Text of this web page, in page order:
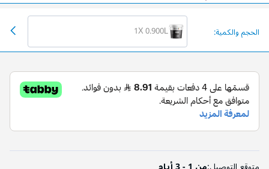
الحجم والكمية: 1X 0.900L